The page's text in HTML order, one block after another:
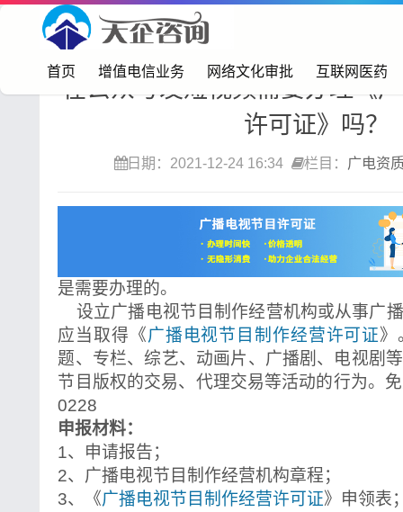
首页 增值电信业务 网络文化审批 互联网医药
首页> 广电资质
在公众号发短视频需要办理《
许可证》吗？
日期：2021-12-24 16:34 栏目： 广电资
是需要办理的。
设立广播电视节目制作经营机构或从事广
应当取得《广播电视节目制作经营许可证》
题、专栏、综艺、动画片、广播剧、电视剧
节目版权的交易、代理交易等活动的行为。
0228
申报材料：
1、申请报告；
2、广播电视节目制作经营机构章程；
3、《广播电视节目制作经营许可证》申领表